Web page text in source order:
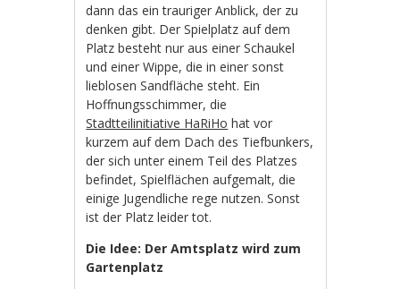
dann das ein trauriger Anblick, der zu
denken gibt. Der Spielplatz auf dem
Platz besteht nur aus einer Schaukel
und einer Wippe, die in einer sonst
lieblosen Sandfläche steht. Ein
Hoffnungsschimmer, die
Stadtteilinitiative HaRiHo hat vor
kurzem auf dem Dach des Tiefbunkers,
der sich unter einem Teil des Platzes
befindet, Spielflächen aufgemalt, die
einige Jugendliche rege nutzen. Sonst
ist der Platz leider tot.
Die Idee: Der Amtsplatz wird zum
Gartenplatz